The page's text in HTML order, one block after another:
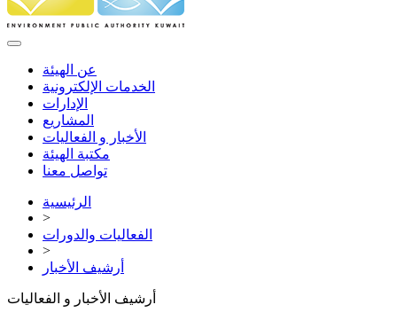
عن الهيئة
الخدمات الإلكترونية
الإدارات
المشاريع
الأخبار و الفعاليات
مكتبة الهيئة
تواصل معنا
الرئيسية
>
الفعاليات والدورات
>
أرشيف الأخبار
أرشيف الأخبار و الفعاليات